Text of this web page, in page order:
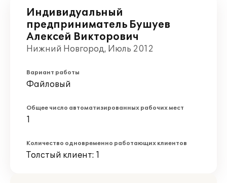
Индивидуальный
предприниматель Бушуев
Алексей Викторович
Нижний Новгород, Июль 2012
Вариант работы
Файловый
Общее число автоматизированных рабочих мест
1
Количество одновременно работающих клиентов
Толстый клиент: 1